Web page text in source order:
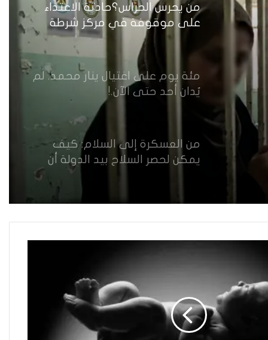
من يحرس الحراس؟حادثة الاعتداء
على موقوفة في مركز شرطة
النهضة تضع وزارة الداخلية العراقية
أمام اختبار حماية النساء واستعادة
الثقة
مئة يوم على اغتيال ينار محمد. لم
يُدان أحد حتى الآن.!
من العسكرة إلى السلام: كيف
يمكن لحصر السلاح بيد الدولة أن
حضانة الاطفال بين النص القانوني
والمصلحة الانسانية